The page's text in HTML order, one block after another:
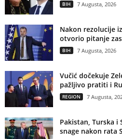
BIH 7 Augusta, 2026
Nakon rezolucije
otvorio pitanje
BIH 7 Augusta, 2026
Vučić dočekuje
pažljivo pratiti i
REGION 7 Augusta,
Pakistan, Turska i
snage nakon rata